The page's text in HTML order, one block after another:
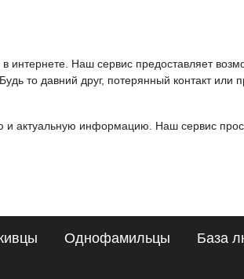
Наш сервис предоставляет
то давний друг, потерянный контакт или
актуальную информацию. Наш сервис
Однофамильцы База